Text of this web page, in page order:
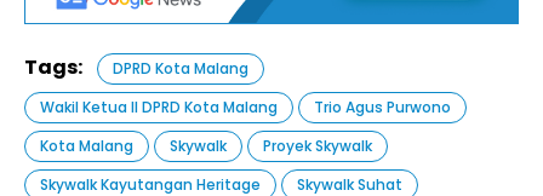
Tags:
DPRD Kota Malang
Wakil Ketua II DPRD Kota Malang
Trio Agus Purwono
Kota Malang
Skywalk
Proyek Skywalk
Skywalk Kayutangan Heritage
Skywalk Suhat